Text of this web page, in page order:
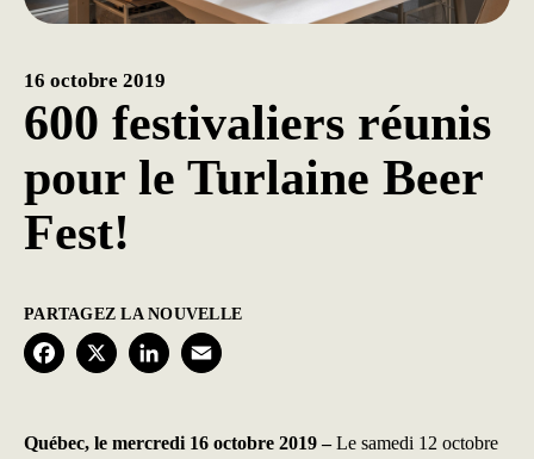
600 festivaliers réunis
pour le Turlaine Beer
Fest!
16 octobre 2019
PARTAGEZ LA NOUVELLE
F
c
X
L
n
a
Québec, le mercredi 16 octobre 2019 –Le samedi 12 octobre